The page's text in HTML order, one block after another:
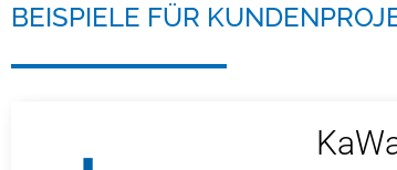
BEISPIELE FÜR